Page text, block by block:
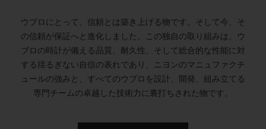
ウブロにとって、信頼とは築き上げる物です。そして今、そ
の信頼が保証へと進化しました。この独自の取り組みは、ウ
ブロの時計が備える品質、耐久性、そして総合的な性能に対
する揺るぎない自信の表れであり、ニヨンのマニュファクチ
ュールの強みと、すべてのウブロを設計、開発、組み立てる
専門チームの卓越した技術力に裏打ちされた物です。